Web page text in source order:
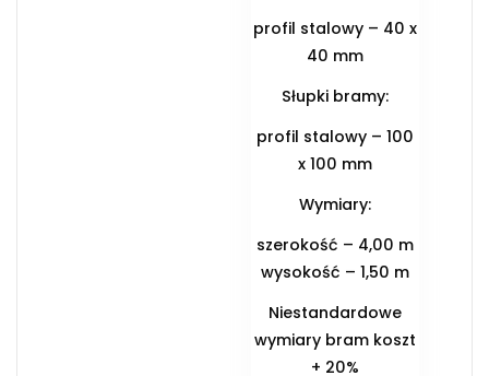
profil stalowy – 40 x
40 mm
Słupki bramy:
profil stalowy – 100
x 100 mm
Wymiary:
szerokość – 4,00 m
wysokość – 1,50 m
Niestandardowe
wymiary bram koszt
+ 20%